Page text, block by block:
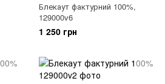
Блекаут фактурний 100%,
129000v6
1 250 грн